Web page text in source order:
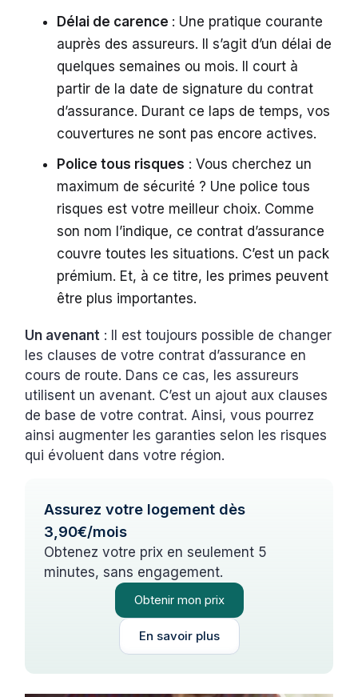
Délai de carence : Une pratique courante
auprès des assureurs. Il s’agit d’un délai de
quelques semaines ou mois. Il court à
partir de la date de signature du contrat
d’assurance. Durant ce laps de temps, vos
couvertures ne sont pas encore actives.
Police tous risques : Vous cherchez un
maximum de sécurité ? Une police tous
risques est votre meilleur choix. Comme
son nom l’indique, ce contrat d’assurance
couvre toutes les situations. C’est un pack
prémium. Et, à ce titre, les primes peuvent
être plus importantes.
Un avenant : Il est toujours possible de changer
les clauses de votre contrat d’assurance en
cours de route. Dans ce cas, les assureurs
utilisent un avenant. C’est un ajout aux clauses
de base de votre contrat. Ainsi, vous pourrez
ainsi augmenter les garanties selon les risques
qui évoluent dans votre région.
Assurez votre logement dès
3,90€/mois
Obtenez votre prix en seulement 5
minutes, sans engagement.
Obtenir mon prix
En savoir plus